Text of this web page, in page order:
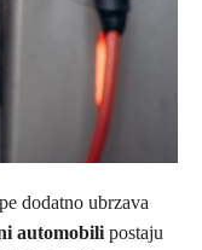
dodatno ubrzava
automobili postaju